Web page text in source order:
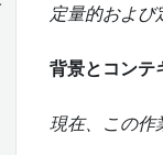
定量的および
背景とコンテ
現在、この作